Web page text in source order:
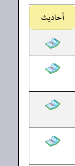
أحاديث